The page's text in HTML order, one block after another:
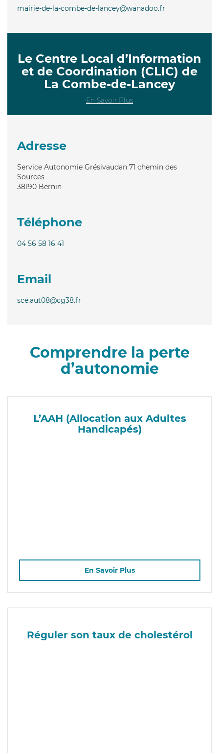
mairie-de-la-combe-de-lancey@wanadoo.fr
Le Centre Local d’Information
et de Coordination (CLIC) de
La Combe-de-Lancey
En Savoir Plus
Adresse
Service Autonomie Grésivaudan 71 chemin des
Sources
38190 Bernin
Téléphone
04 56 58 16 41
Email
sce.aut08@cg38.fr
Comprendre la perte
d’autonomie
L’AAH (Allocation aux Adultes
Handicapés)
En Savoir Plus
Réguler son taux de cholestérol